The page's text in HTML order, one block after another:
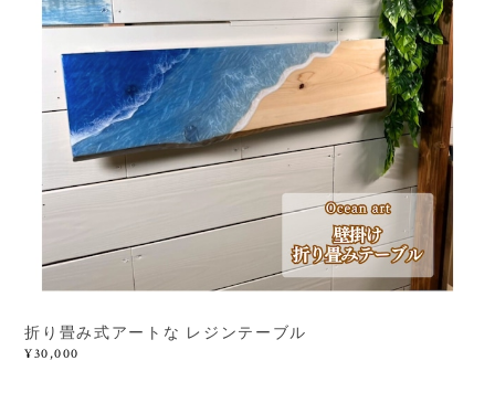
折り畳み式アートな レジンテーブル
¥30,000